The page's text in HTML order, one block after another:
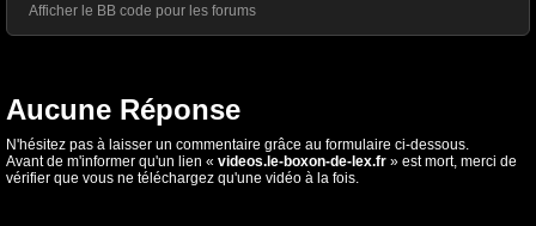
Afficher le BB code pour les forums
Aucune Réponse
N'hésitez pas à laisser un commentaire grâce au formulaire ci-dessous.
Avant de m'informer qu'un lien « videos.le-boxon-de-lex.fr » est mort, merci de
vérifier que vous ne téléchargez qu'une vidéo à la fois.